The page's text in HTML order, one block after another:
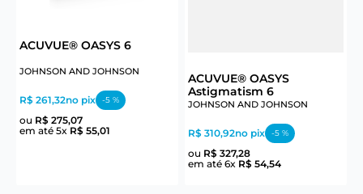
ACUVUE® OASYS 6
JOHNSON AND JOHNSON
R$ 261,32no pix -5 %
ou R$ 275,07
em até 5x R$ 55,01
ACUVUE® OASYS
Astigmatism 6
JOHNSON AND JOHNSON
R$ 310,92no pix -5 %
ou R$ 327,28
em até 6x R$ 54,54